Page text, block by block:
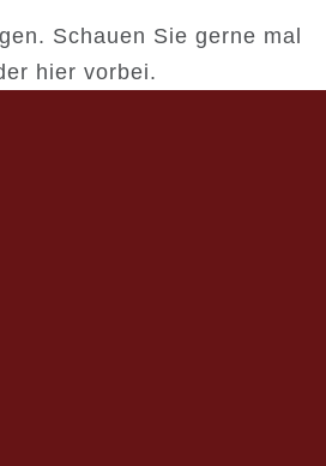
Schauen Sie gerne mal
hier vorbei.